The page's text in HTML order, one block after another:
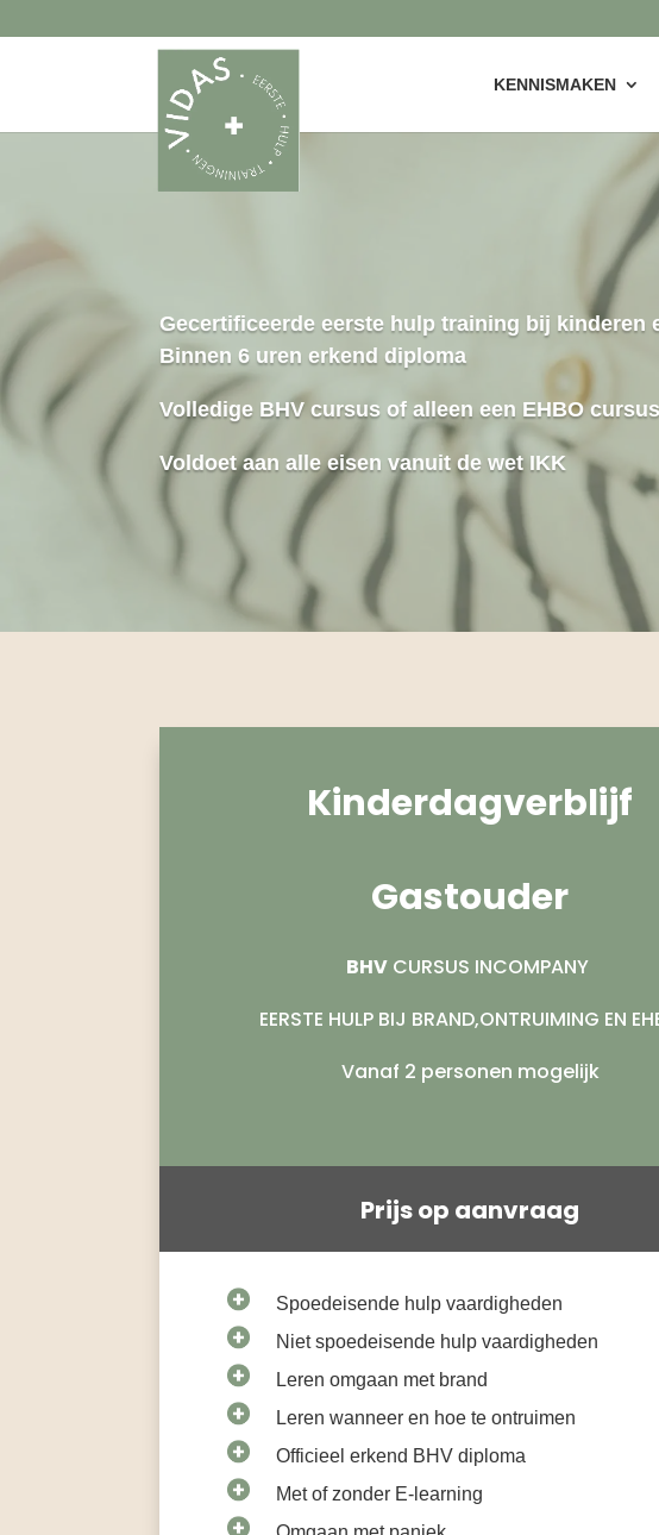
KENNISMAKEN
Gecertificeerde eerste hulp training bij kinderen
Binnen 6 uren erkend diploma
Volledige BHV cursus of alleen een EHBO cursus
Voldoet aan alle eisen vanuit de wet IKK
Kinderdagverblijf
Gastouder
BHV CURSUS INCOMPANY
EERSTE HULP BIJ BRAND,ONTRUIMING EN
Vanaf 2 personen mogelijk
Prijs op aanvraag
Spoedeisende hulp vaardigheden
Niet spoedeisende hulp vaardigheden
Leren omgaan met brand
Leren wanneer en hoe te ontruimen
Officieel erkend BHV diploma
Met of zonder E-learning